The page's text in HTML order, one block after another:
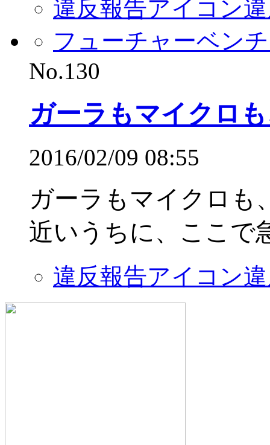
違反報告アイコン
フューチャーベン
No.130
ガーラもマイクロ
2016/02/09 08:55
ガーラもマイクロも
近いうちに、ここで
違反報告アイコン